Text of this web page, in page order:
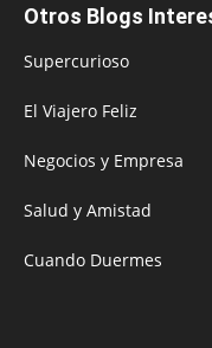
Otros Blogs
Supercurioso
El Viajero Feliz
Negocios y Empresa
Salud y Amistad
Cuando Duermes